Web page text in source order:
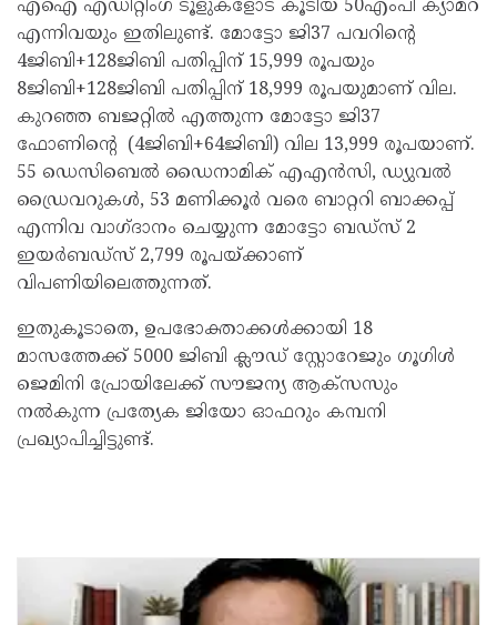
എഐ എഡിറ്റിംഗ് ടൂളുകളോട് കൂടിയ 50എംപി ക്യാമറ
എന്നിവയും ഇതിലുണ്ട്. മോട്ടോ ജി37 പവറിൻ്റെ
4ജിബി+128ജിബി പതിപ്പിന് 15,999 രൂപയും
8ജിബി+128ജിബി പതിപ്പിന് 18,999 രൂപയുമാണ് വില.
കുറഞ്ഞ ബജറ്റിൽ എത്തുന്ന മോട്ടോ ജി37
ഫോണിൻ്റെ (4ജിബി+64ജിബി) വില 13,999 രൂപയാണ്.
55 ഡെസിബെൽ ഡൈനാമിക് എഎൻസി, ഡ്യുവൽ
ഡ്രൈവറുകൾ, 53 മണിക്കൂർ വരെ ബാറ്ററി ബാക്കപ്പ്
എന്നിവ വാഗ്‌ദാനം ചെയ്യുന്ന മോട്ടോ ബഡ്‌സ് 2
ഇയർബഡ്‌സ് 2,799 രൂപയ്ക്കാണ്
വിപണിയിലെത്തുന്നത്.
ഇതുകൂടാതെ, ഉപഭോക്താക്കൾക്കായി 18
മാസത്തേക്ക് 5000 ജിബി ക്ലൗഡ് സ്റ്റോറേജും ഗൂഗിൾ
ജെമിനി പ്രോയിലേക്ക് സൗജന്യ ആക്‌സസും
നൽകുന്ന പ്രത്യേക ജിയോ ഓഫറും കമ്പനി
പ്രഖ്യാപിച്ചിട്ടുണ്ട്.